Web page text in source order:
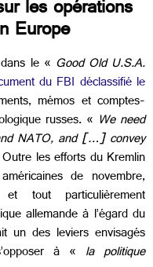
les opérations
Europe
le « Good Old U.S.A.
du FBI déclassifié le
mémos et comptes-
russes. « We need
NATO, and […] convey
les efforts du Kremlin
de novembre,
tout particulièrement
allemande à l’égard du
un des leviers envisagés
à « la politique